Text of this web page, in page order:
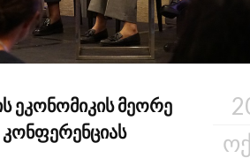
ეკონომიკის მეორე